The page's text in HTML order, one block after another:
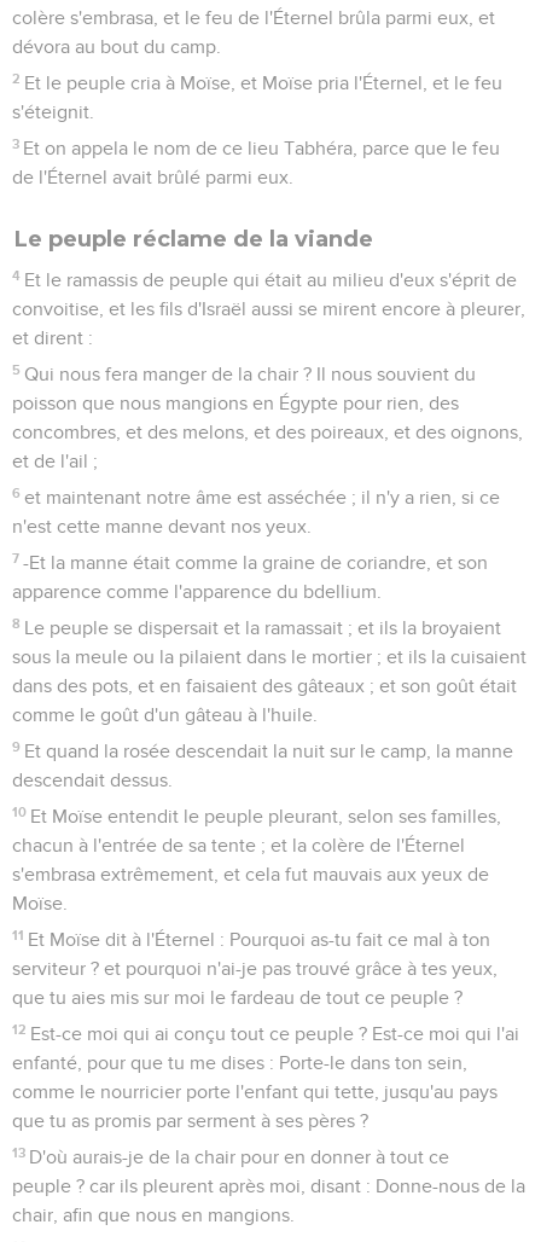
colère s'embrasa, et le feu de l'Éternel brûla parmi eux, et
dévora au bout du camp.
2 Et le peuple cria à Moïse, et Moïse pria l'Éternel, et le feu
s'éteignit.
3 Et on appela le nom de ce lieu Tabhéra, parce que le feu
de l'Éternel avait brûlé parmi eux.
Le peuple réclame de la viande
4 Et le ramassis de peuple qui était au milieu d'eux s'éprit de
convoitise, et les fils d'Israël aussi se mirent encore à pleurer,
et dirent :
5 Qui nous fera manger de la chair ? Il nous souvient du
poisson que nous mangions en Égypte pour rien, des
concombres, et des melons, et des poireaux, et des oignons,
et de l'ail ;
6 et maintenant notre âme est asséchée ; il n'y a rien, si ce
n'est cette manne devant nos yeux.
7 -Et la manne était comme la graine de coriandre, et son
apparence comme l'apparence du bdellium.
8 Le peuple se dispersait et la ramassait ; et ils la broyaient
sous la meule ou la pilaient dans le mortier ; et ils la cuisaient
dans des pots, et en faisaient des gâteaux ; et son goût était
comme le goût d'un gâteau à l'huile.
9 Et quand la rosée descendait la nuit sur le camp, la manne
descendait dessus.
10 Et Moïse entendit le peuple pleurant, selon ses familles,
chacun à l'entrée de sa tente ; et la colère de l'Éternel
s'embrasa extrêmement, et cela fut mauvais aux yeux de
Moïse.
11 Et Moïse dit à l'Éternel : Pourquoi as-tu fait ce mal à ton
serviteur ? et pourquoi n'ai-je pas trouvé grâce à tes yeux,
que tu aies mis sur moi le fardeau de tout ce peuple ?
12 Est-ce moi qui ai conçu tout ce peuple ? Est-ce moi qui l'ai
enfanté, pour que tu me dises : Porte-le dans ton sein,
comme le nourricier porte l'enfant qui tette, jusqu'au pays
que tu as promis par serment à ses pères ?
13 D'où aurais-je de la chair pour en donner à tout ce
peuple ? car ils pleurent après moi, disant : Donne-nous de la
chair, afin que nous en mangions.